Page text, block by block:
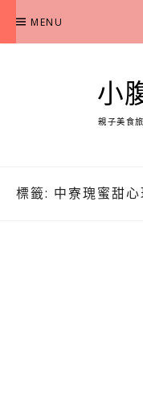
content
MENU
小
親子美食
標籤: 中寮瑰蜜甜